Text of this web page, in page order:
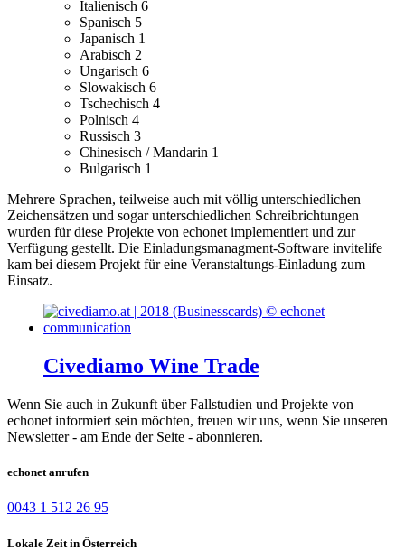
Italienisch 6
Spanisch 5
Japanisch 1
Arabisch 2
Ungarisch 6
Slowakisch 6
Tschechisch 4
Polnisch 4
Russisch 3
Chinesisch / Mandarin 1
Bulgarisch 1
Mehrere Sprachen, teilweise auch mit völlig unterschiedlichen
Zeichensätzen und sogar unterschiedlichen Schreibrichtungen
wurden für diese Projekte von echonet implementiert und zur
Verfügung gestellt. Die Einladungsmanagment-Software invitelife
kam bei diesem Projekt für eine Veranstaltungs-Einladung zum
Einsatz.
Civediamo Wine Trade
Wenn Sie auch in Zukunft über Fallstudien und Projekte von
echonet informiert sein möchten, freuen wir uns, wenn Sie unseren
Newsletter - am Ende der Seite - abonnieren.
echonet anrufen
0043 1 512 26 95
Lokale Zeit in Österreich